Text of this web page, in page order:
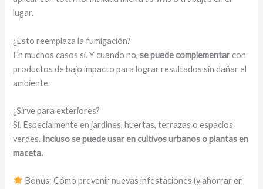
lugar.
¿Esto reemplaza la fumigación?
En muchos casos sí. Y cuando no,se puede complementarcon
productos de bajo impacto para lograr resultados sin dañar el
ambiente.
¿Sirve para exteriores?
Sí. Especialmente en jardines, huertas, terrazas o espacios
verdes. Incluso se puede usar en cultivos urbanos o plantas en
maceta.
Bonus: Cómo prevenir nuevas infestaciones (y ahorrar en